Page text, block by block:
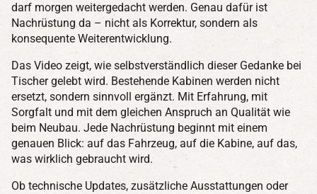
darf morgen weitergedacht werden. Genau dafür ist
Nachrüstung da – nicht als Korrektur, sondern als
konsequente Weiterentwicklung.
Das Video zeigt, wie selbstverständlich dieser Gedanke bei
Tischer gelebt wird. Bestehende Kabinen werden nicht
ersetzt, sondern sinnvoll ergänzt. Mit Erfahrung, mit
Sorgfalt und mit dem gleichen Anspruch an Qualität wie
beim Neubau. Jede Nachrüstung beginnt mit einem
genauen Blick: auf das Fahrzeug, auf die Kabine, auf das,
was wirklich gebraucht wird.
Ob technische Updates, zusätzliche Ausstattungen oder